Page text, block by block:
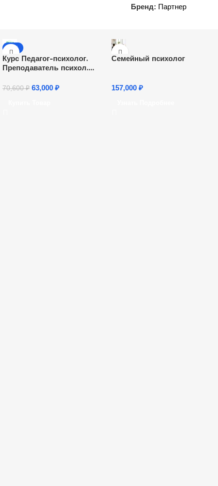
Бренд: Партнер
-11%
Курс Педагог-психолог.
Преподаватель психол.
70,600₽ 63,000 ₽
Семейный психолог
157,000 ₽